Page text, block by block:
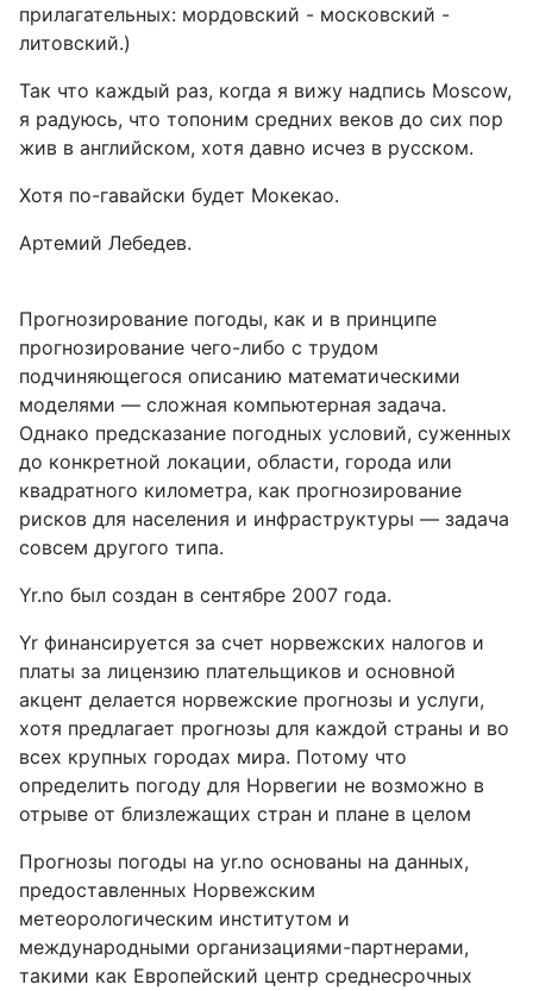
прилагательных: мордовский - московский -
литовский.)
Так что каждый раз, когда я вижу надпись Moscow,
я радуюсь, что топоним средних веков до сих пор
жив в английском, хотя давно исчез в русском.
Хотя по-гавайски будет Мокекао.
Артемий Лебедев.
Прогнозирование погоды, как и в принципе
прогнозирование чего-либо с трудом
подчиняющегося описанию математическими
моделями — сложная компьютерная задача.
Однако предсказание погодных условий, суженных
до конкретной локации, области, города или
квадратного километра, как прогнозирование
рисков для населения и инфраструктуры — задача
совсем другого типа.
Yr.no был создан в сентябре 2007 года.
Yr финансируется за счет норвежских налогов и
платы за лицензию плательщиков и основной
акцент делается норвежские прогнозы и услуги,
хотя предлагает прогнозы для каждой страны и во
всех крупных городах мира. Потому что
определить погоду для Норвегии не возможно в
отрыве от близлежащих стран и плане в целом
Прогнозы погоды на yr.no основаны на данных,
предоставленных Норвежским
метеорологическим институтом и
международными организациями-партнерами,
такими как Европейский центр среднесрочных